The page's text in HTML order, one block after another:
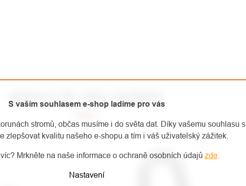
S vaším souhlasem e-shop ladíme pro vás
stromů, občas musíme i do světa dat. Díky vašemu souhlasu s
zlepšovat kvalitu našeho e-shopu a tím i váš uživatelský zážitek.
Mrkněte na naše informace o ochraně osobních údajů zde.
Nastavení
MOHLO BY VÁS ZAJÍMAT